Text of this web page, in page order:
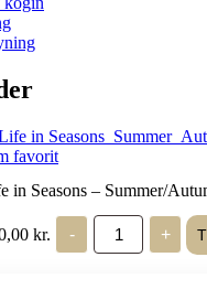
favorit
in Seasons – Summer/
kr. -
Life
Seasons
+